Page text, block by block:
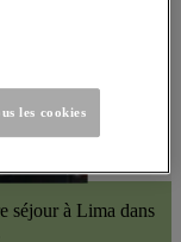
séjour à Lima dans
les cookies